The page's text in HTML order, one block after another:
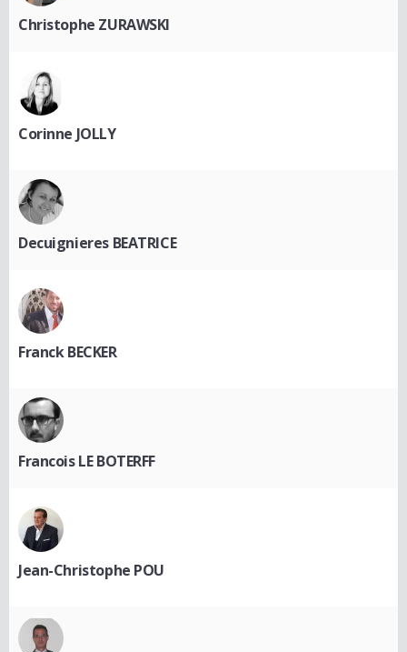
Christophe ZURAWSKI
Corinne JOLLY
Decuignieres BEATRICE
Franck BECKER
Francois LE BOTERFF
Jean-Christophe POU